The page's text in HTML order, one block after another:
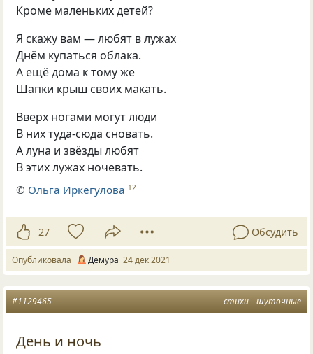
Кроме маленьких детей?
Я скажу вам — любят в лужах
Днём купаться облака.
А ещё дома к тому же
Шапки крыш своих макать.
Вверх ногами могут люди
В них туда-сюда сновать.
А луна и звёзды любят
В этих лужах ночевать.
© Ольга Иркегулова 12
27 Обсудить
Опубликовала Демура 24 дек 2021
стихи шуточные
#1129465
День и ночь